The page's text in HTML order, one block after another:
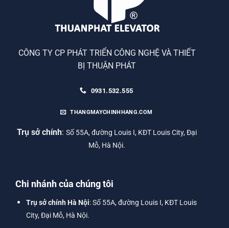
CÔNG TY CP PHÁT TRIỂN CÔNG NGHỆ VÀ THIẾT
BỊ THUẬN PHÁT
0931.532.555
THANGMAYCHINHHANG.COM
Trụ sở chính: Số 55A, đường Louis I, KĐT Louis City, Đại
Mỗ, Hà Nội.
Chi nhánh của chúng tôi
Trụ sở chính Hà Nội: Số 55A, đường Louis I, KĐT Louis
City, Đại Mỗ, Hà Nội.